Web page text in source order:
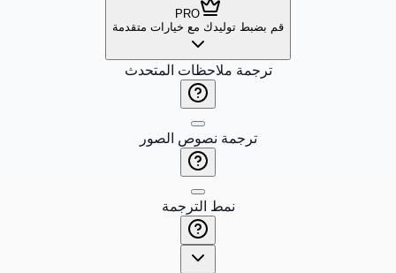
PRO
قم بضبط توليدك مع خيارات متقدمة
ترجمة ملاحظات المتحدث
ترجمة نصوص الصور
نمط الترجمة